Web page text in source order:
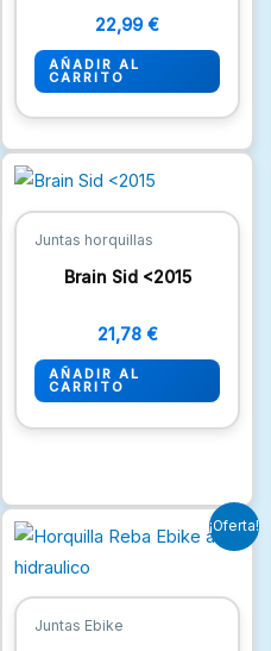
22,99 €
AÑADIR AL
CARRITO
Juntas horquillas
Brain Sid <2015
21,78 €
AÑADIR AL
CARRITO
¡Oferta!
Juntas Ebike
precio
15,73 €.
precio
13,31 €.